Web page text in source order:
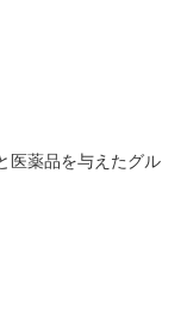
医薬品を与えたグル